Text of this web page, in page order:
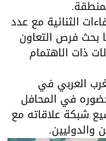
الثنائية مع عدد
بحث فرص التعاون
ذات الاهتمام
العربي في
في المحافل
شبكة علاقاته مع
والدوليين.